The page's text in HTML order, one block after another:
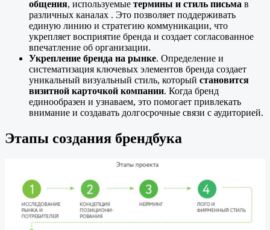
общения, используемые термины и стиль письма в
различных каналах . Это позволяет поддерживать
единую линию и стратегию коммуникации, что
укрепляет восприятие бренда и создает согласованное
впечатление об организации.
Укрепление бренда на рынке. Определение и
систематизация ключевых элементов бренда создает
уникальный визуальный стиль, который становится
визитной карточкой компании. Когда бренд
единообразен и узнаваем, это помогает привлекать
внимание и создавать долгосрочные связи с аудиторией.
Этапы создания брендбука